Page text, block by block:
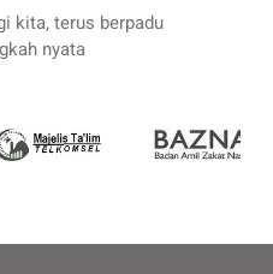
kita, terus berpadu
nyata